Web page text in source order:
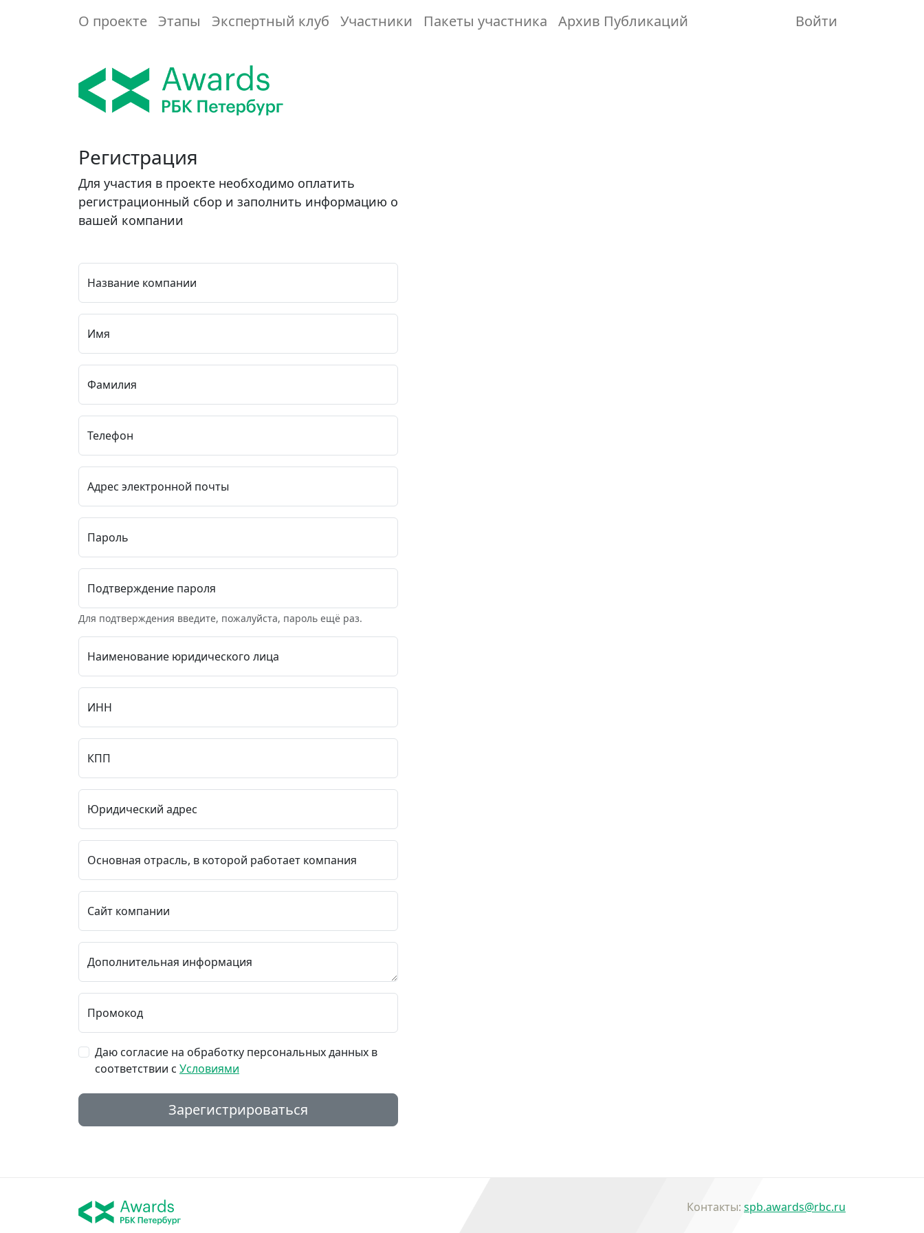
О проекте Этапы Экспертный клуб Участники Пакеты участника Архив Публикаций Войти
Регистрация
Для участия в проекте необходимо оплатить
регистрационный сбор и заполнить информацию о
вашей компании
Название компании
Имя
Фамилия
Телефон
Адрес электронной почты
Пароль
Подтверждение пароля
Для подтверждения введите, пожалуйста, пароль ещё раз.
Наименование юридического лица
ИНН
КПП
Юридический адрес
Основная отрасль, в которой работает компания
Сайт компании
Дополнительная информация
Промокод
Даю согласие на обработку персональных данных в
соответствии с Условиями
Зарегистрироваться
Контакты: spb.awards@rbc.ru